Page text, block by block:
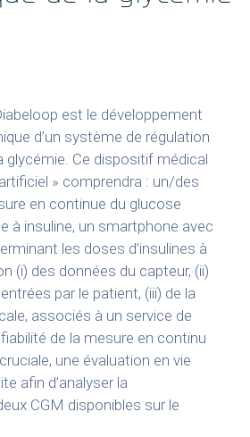
est le développement
d’un système de régulation
glycémie. Ce dispositif médical
» comprendra : un/des
en continue du glucose
à insuline, un smartphone avec
les doses d’insulines à
(i) des données du capteur, (ii)
par le patient, (iii) de la
associés à un service de
de la mesure en continu
une évaluation en vie
afin d’analyser la
CGM disponibles sur le